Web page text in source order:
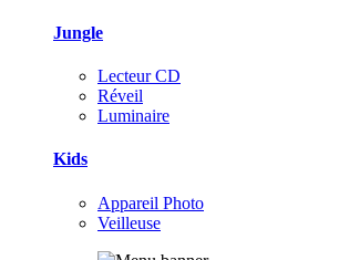
Jungle
Lecteur CD
Réveil
Luminaire
Kids
Appareil Photo
Veilleuse